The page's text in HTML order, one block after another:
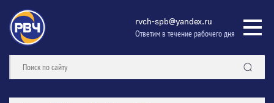
rvch-spb@yandex.ru
Ответим в течение рабочего дня